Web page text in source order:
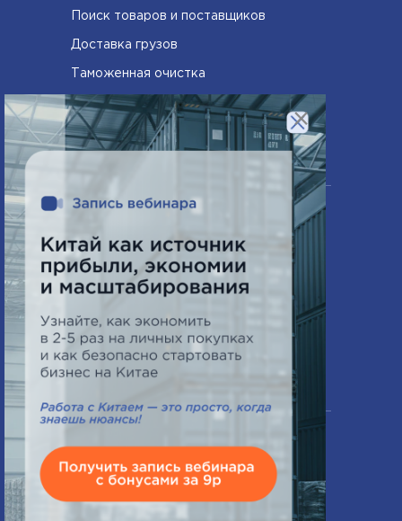
Поиск товаров и поставщиков
Доставка грузов
Таможенная очистка
Сертифицирование товаров
Часто задаваемые вопросы
Схема работы
Контакты
+375 33 644 69 77
+375 29 640 08 88
×